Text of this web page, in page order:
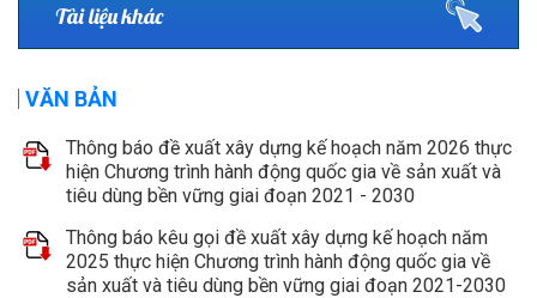
Tài liệu khác
VĂN BẢN
Thông báo đề xuất xây dựng kế hoạch năm 2026 thực
hiện Chương trình hành động quốc gia về sản xuất và
tiêu dùng bền vững giai đoạn 2021 - 2030
Thông báo kêu gọi đề xuất xây dựng kế hoạch năm
2025 thực hiện Chương trình hành động quốc gia về
sản xuất và tiêu dùng bền vững giai đoạn 2021-2030